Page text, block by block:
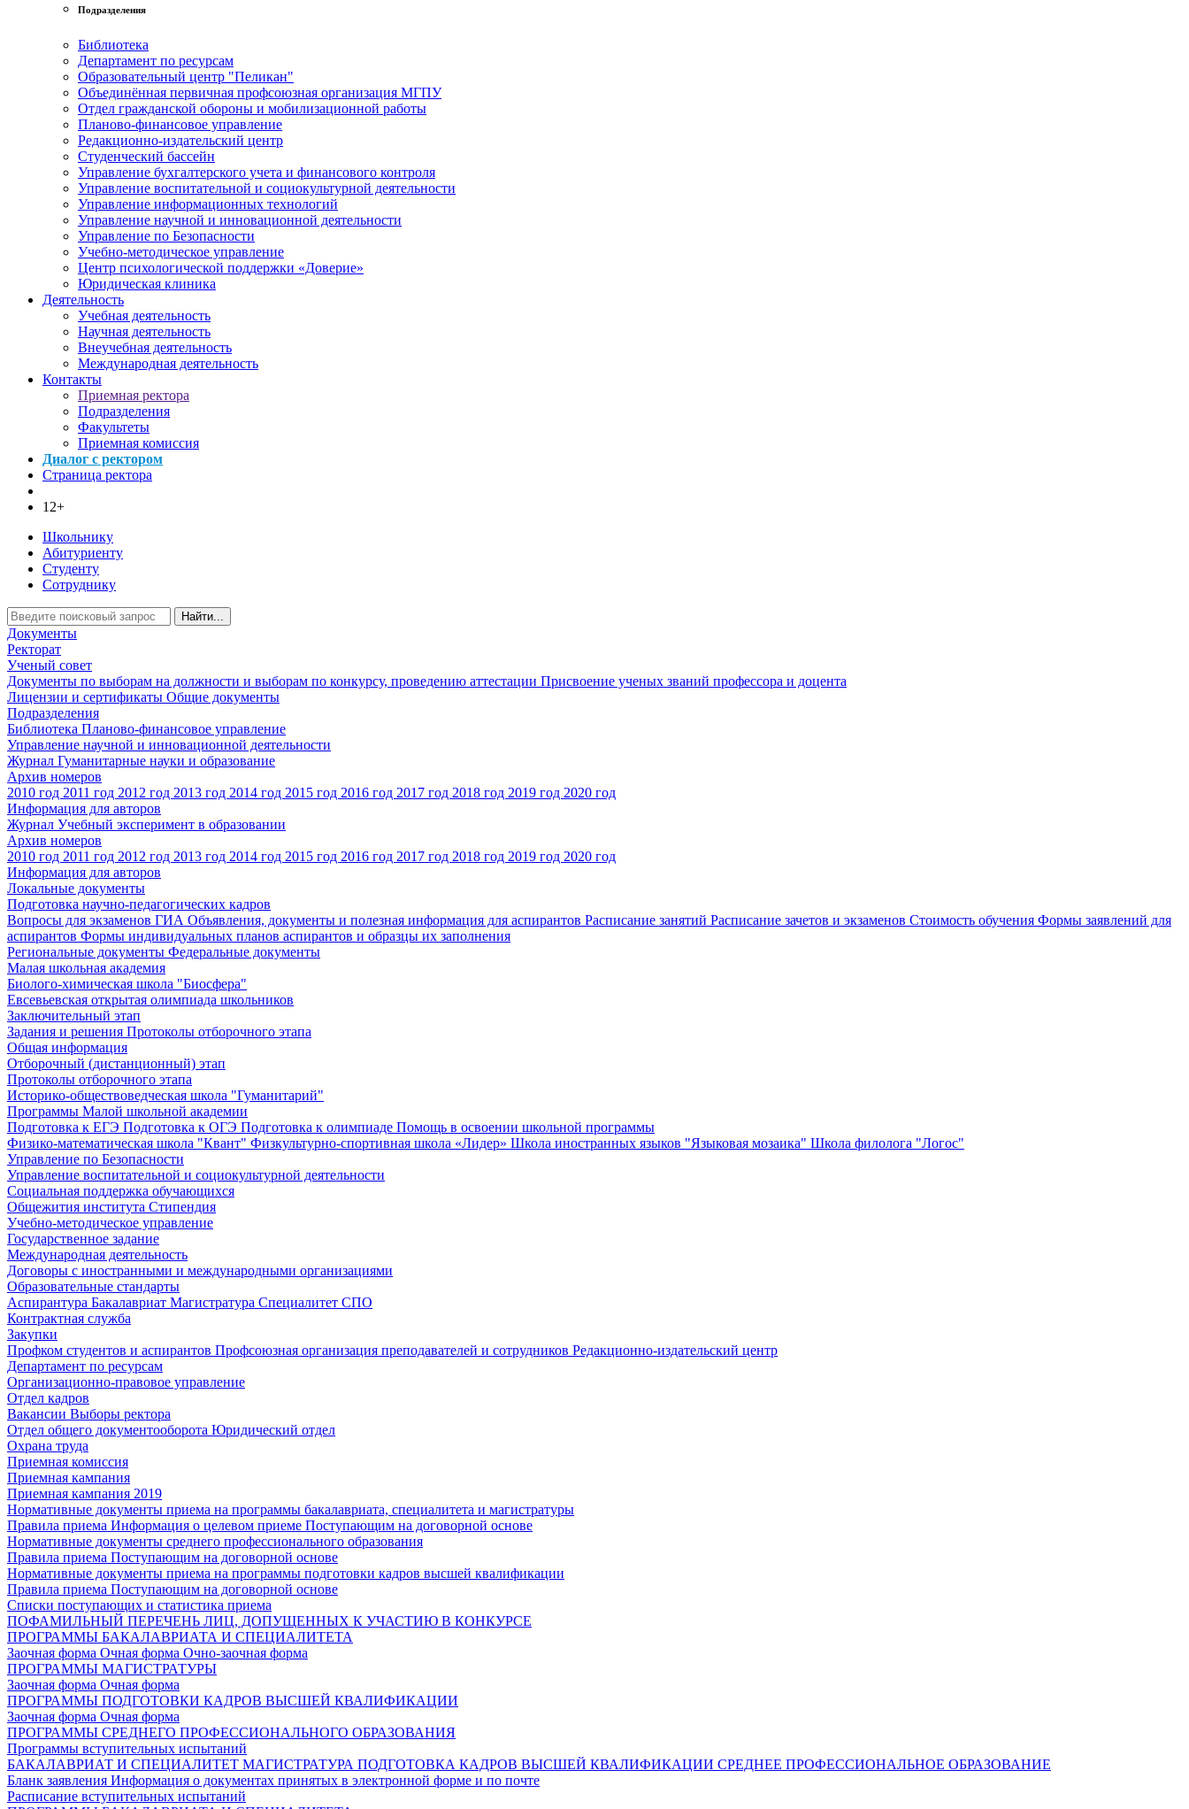
Подразделения
Библиотека
Департамент по ресурсам
Образовательный центр "Пеликан"
Объединённая первичная профсоюзная организация МГПУ
Отдел гражданской обороны и мобилизационной работы
Планово-финансовое управление
Редакционно-издательский центр
Студенческий бассейн
Управление бухгалтерского учета и финансового контроля
Управление воспитательной и социокультурной деятельности
Управление информационных технологий
Управление научной и инновационной деятельности
Управление по Безопасности
Учебно-методическое управление
Центр психологической поддержки «Доверие»
Юридическая клиника
Деятельность
Учебная деятельность
Научная деятельность
Внеучебная деятельность
Международная деятельность
Контакты
Приемная ректора
Подразделения
Факультеты
Приемная комиссия
Диалог с ректором
Страница ректора
12+
Школьнику
Абитуриенту
Студенту
Сотруднику
Найти...
Документы
Ректорат
Ученый совет
Документы по выборам на должности и выборам по конкурсу, проведению аттестации Присвоение ученых званий профессора и доцента
Лицензии и сертификаты Общие документы
Подразделения
Библиотека Планово-финансовое управление
Управление научной и инновационной деятельности
Журнал Гуманитарные науки и образование
Архив номеров
2010 год 2011 год 2012 год 2013 год 2014 год 2015 год 2016 год 2017 год 2018 год 2019 год 2020 год
Информация для авторов
Журнал Учебный эксперимент в образовании
Архив номеров
2010 год 2011 год 2012 год 2013 год 2014 год 2015 год 2016 год 2017 год 2018 год 2019 год 2020 год
Информация для авторов
Локальные документы
Подготовка научно-педагогических кадров
Вопросы для экзаменов ГИА Объявления, документы и полезная информация для аспирантов Расписание занятий Расписание зачетов и экзаменов Стоимость обучения Формы заявлений для
аспирантов Формы индивидуальных планов аспирантов и образцы их заполнения
Региональные документы Федеральные документы
Малая школьная академия
Биолого-химическая школа "Биосфера"
Евсевьевская открытая олимпиада школьников
Заключительный этап
Задания и решения Протоколы отборочного этапа
Общая информация
Отборочный (дистанционный) этап
Протоколы отборочного этапа
Историко-обществоведческая школа "Гуманитарий"
Программы Малой школьной академии
Подготовка к ЕГЭ Подготовка к ОГЭ Подготовка к олимпиаде Помощь в освоении школьной программы
Физико-математическая школа "Квант" Физкультурно-спортивная школа «Лидер» Школа иностранных языков "Языковая мозаика" Школа филолога "Логос"
Управление по Безопасности
Управление воспитательной и социокультурной деятельности
Социальная поддержка обучающихся
Общежития института Стипендия
Учебно-методическое управление
Государственное задание
Международная деятельность
Договоры с иностранными и международными организациями
Образовательные стандарты
Аспирантура Бакалавриат Магистратура Специалитет СПО
Контрактная служба
Закупки
Профком студентов и аспирантов Профсоюзная организация преподавателей и сотрудников Редакционно-издательский центр
Департамент по ресурсам
Организационно-правовое управление
Отдел кадров
Вакансии Выборы ректора
Отдел общего документооборота Юридический отдел
Охрана труда
Приемная комиссия
Приемная кампания
Приемная кампания 2019
Нормативные документы приема на программы бакалавриата, специалитета и магистратуры
Правила приема Информация о целевом приеме Поступающим на договорной основе
Нормативные документы среднего профессионального образования
Правила приема Поступающим на договорной основе
Нормативные документы приема на программы подготовки кадров высшей квалификации
Правила приема Поступающим на договорной основе
Списки поступающих и статистика приема
ПОФАМИЛЬНЫЙ ПЕРЕЧЕНЬ ЛИЦ, ДОПУЩЕННЫХ К УЧАСТИЮ В КОНКУРСЕ
ПРОГРАММЫ БАКАЛАВРИАТА И СПЕЦИАЛИТЕТА
Заочная форма Очная форма Очно-заочная форма
ПРОГРАММЫ МАГИСТРАТУРЫ
Заочная форма Очная форма
ПРОГРАММЫ ПОДГОТОВКИ КАДРОВ ВЫСШЕЙ КВАЛИФИКАЦИИ
Заочная форма Очная форма
ПРОГРАММЫ СРЕДНЕГО ПРОФЕССИОНАЛЬНОГО ОБРАЗОВАНИЯ
Программы вступительных испытаний
БАКАЛАВРИАТ И СПЕЦИАЛИТЕТ МАГИСТРАТУРА ПОДГОТОВКА КАДРОВ ВЫСШЕЙ КВАЛИФИКАЦИИ СРЕДНЕЕ ПРОФЕССИОНАЛЬНОЕ ОБРАЗОВАНИЕ
Бланк заявления Информация о документах принятых в электронной форме и по почте
Расписание вступительных испытаний